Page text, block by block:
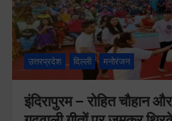
उत्तरप्रदेश दिल्ली मनोरंजन
इंदिरापुरम – रोहित चौहान